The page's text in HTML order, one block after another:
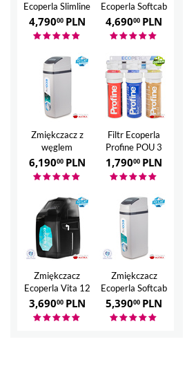
Ecoperla Slimline
28
4,79000 PLN
Ecoperla Softcab
12
4,69000 PLN
Zmiękczacz z
węglem
aktywnym
Ecoperla Hero
6,19000 PLN
Filtr Ecoperla
Profine POU 3
1,79000 PLN
Zmiękczacz
Ecoperla Vita 12
3,69000 PLN
Zmiękczacz
Ecoperla Softcab
35
5,39000 PLN